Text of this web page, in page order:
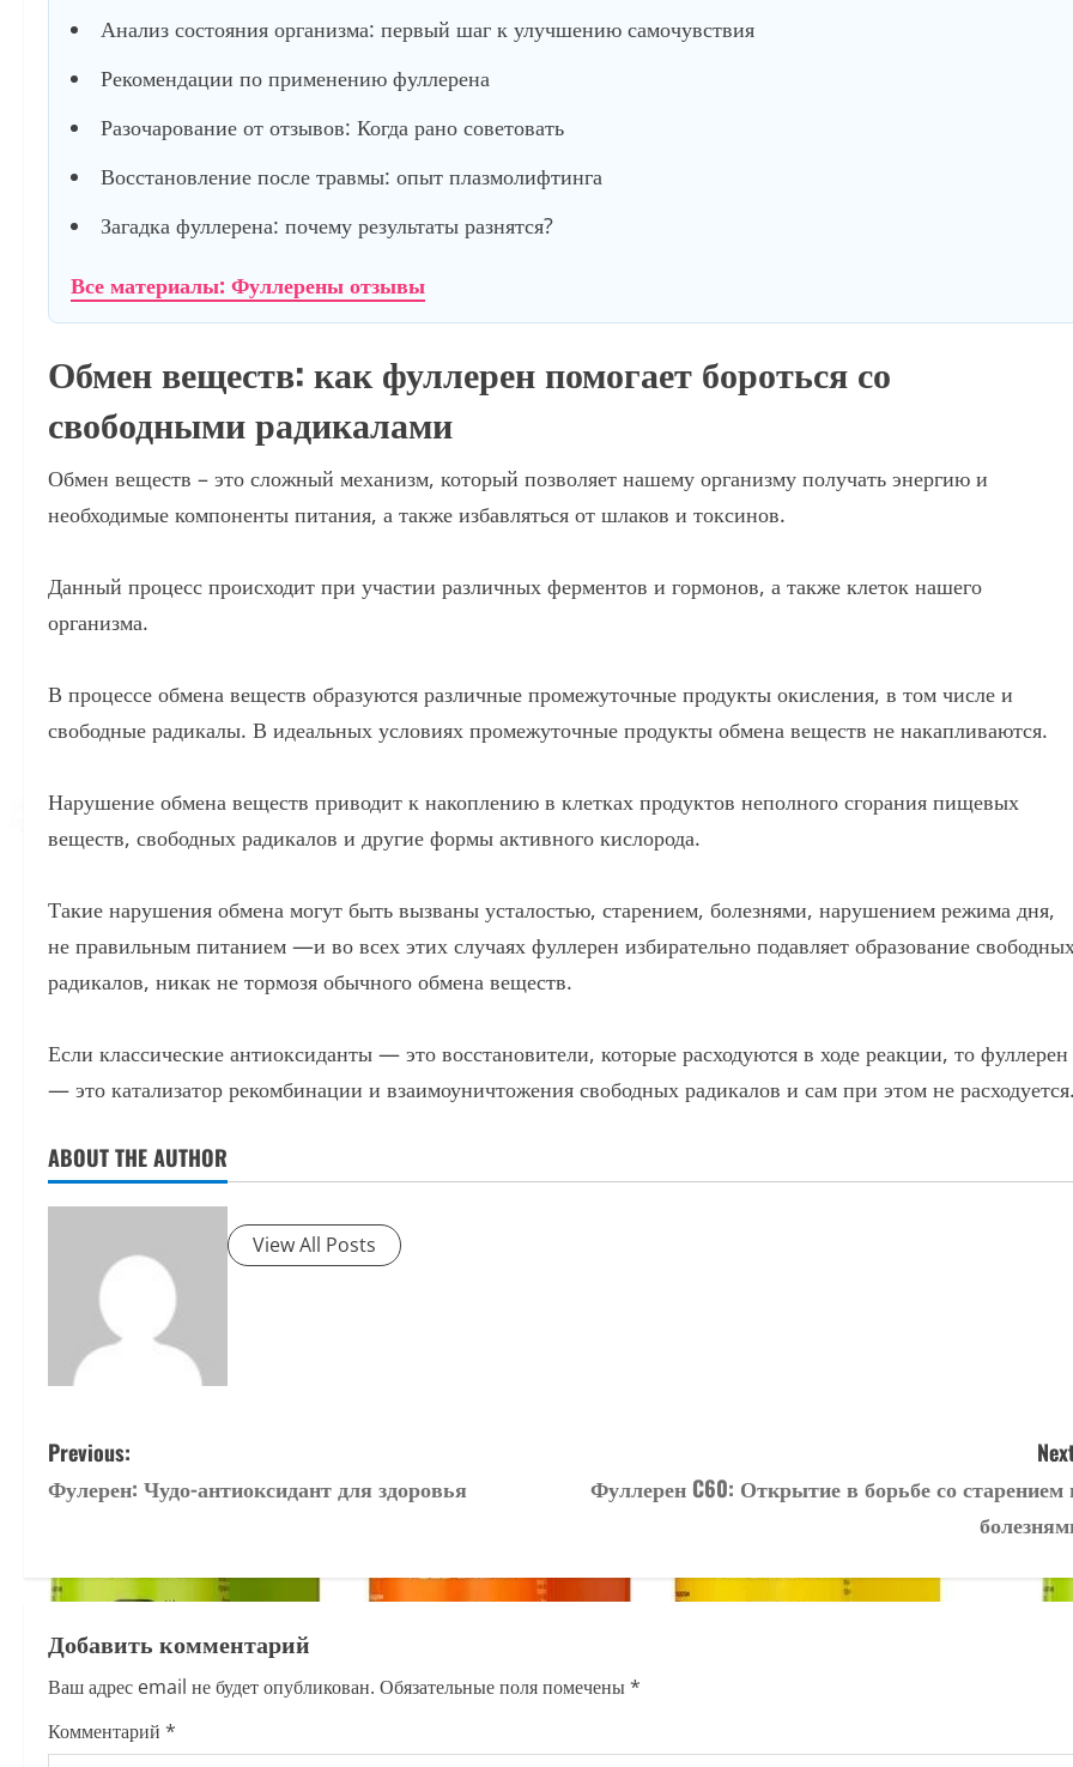
Анализ состояния организма: первый шаг к улучшению самочувствия
Рекомендации по применению фуллерена
Разочарование от отзывов: Когда рано советовать
Восстановление после травмы: опыт плазмолифтинга
Загадка фуллерена: почему результаты разнятся?
Все материалы: Фуллерены отзывы
Обмен веществ: как фуллерен помогает бороться со
свободными радикалами
Обмен веществ – это сложный механизм, который позволяет нашему организму получать энергию и
необходимые компоненты питания, а также избавляться от шлаков и токсинов.
Данный процесс происходит при участии различных ферментов и гормонов, а также клеток нашего
организма.
В процессе обмена веществ образуются различные промежуточные продукты окисления, в том числе и
свободные радикалы. В идеальных условиях промежуточные продукты обмена веществ не накапливаются.
Нарушение обмена веществ приводит к накоплению в клетках продуктов неполного сгорания пищевых
веществ, свободных радикалов и другие формы активного кислорода.
Такие нарушения обмена могут быть вызваны усталостью, старением, болезнями, нарушением режима дня,
не правильным питанием —и во всех этих случаях фуллерен избирательно подавляет образование
радикалов, никак не тормозя обычного обмена веществ.
Если классические антиоксиданты — это восстановители, которые расходуются в ходе реакции, то фуллерен
— это катализатор рекомбинации и взаимоуничтожения свободных радикалов и сам при этом не
ABOUT THE AUTHOR
View All Posts
P
o
t
n
a
Previous:
Фулерен: Чудо-антиоксидант для здоровья
Фуллерен C60: Открытие в борьбе со старением
Добавить комментарий
Ваш адрес email не будет опубликован. Обязательные поля помечены*
Комментарий *